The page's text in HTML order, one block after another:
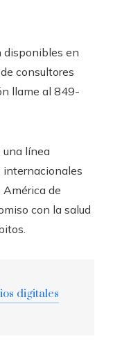
disponibles en
consultores
llame al 849-
una línea
internacionales
de
con la salud
digitales